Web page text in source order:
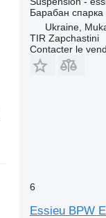
Барабан спарка
Ukraine,
TIR Zapchastini
Contacter le
6
Essieu BPW